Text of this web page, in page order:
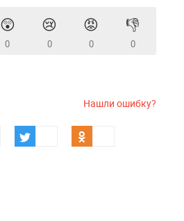
😲
0
😢
0
😡
0
👎
0
Нашли ошибку?